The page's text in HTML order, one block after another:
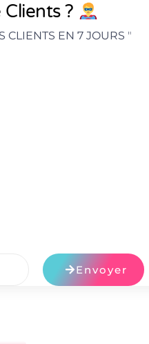
?
CLIENTS EN 7 JOURS "
Envoyer